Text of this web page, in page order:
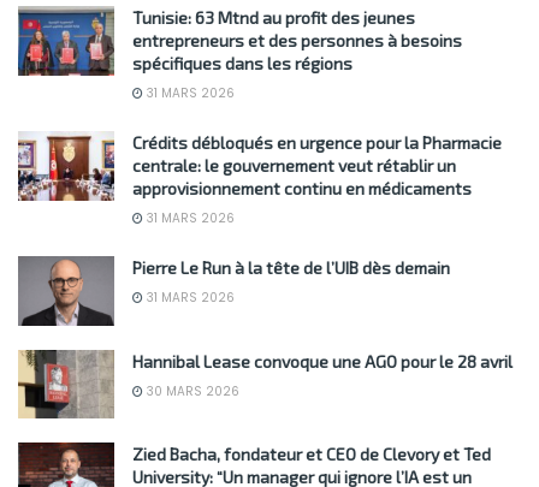
Tunisie: 63 Mtnd au profit des jeunes
entrepreneurs et des personnes à besoins
spécifiques dans les régions
31 MARS 2026
Crédits débloqués en urgence pour la Pharmacie
centrale: le gouvernement veut rétablir un
approvisionnement continu en médicaments
31 MARS 2026
Pierre Le Run à la tête de l’UIB dès demain
31 MARS 2026
Hannibal Lease convoque une AGO pour le 28 avril
30 MARS 2026
Zied Bacha, fondateur et CEO de Clevory et Ted
University: “Un manager qui ignore l’IA est un